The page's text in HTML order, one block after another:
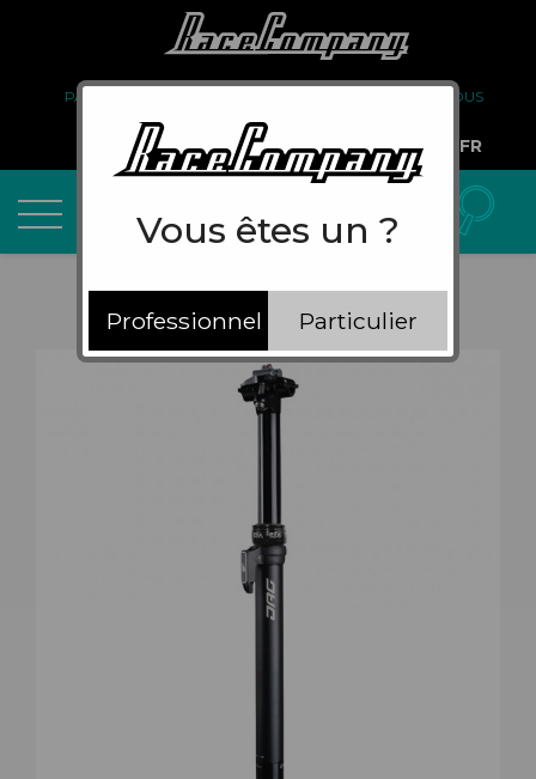
PARTENARIAT
À PROPOS DE NOUS
COMPTE PRO
FR
Vous êtes un ?
Professionnel Particulier